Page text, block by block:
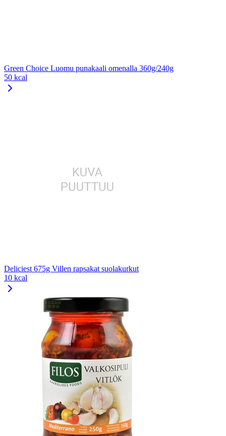
Green Choice Luomu punakaali omenalla 360g/240g
50 kcal
Deliciest 675g Villen rapsakat suolakurkut
10 kcal